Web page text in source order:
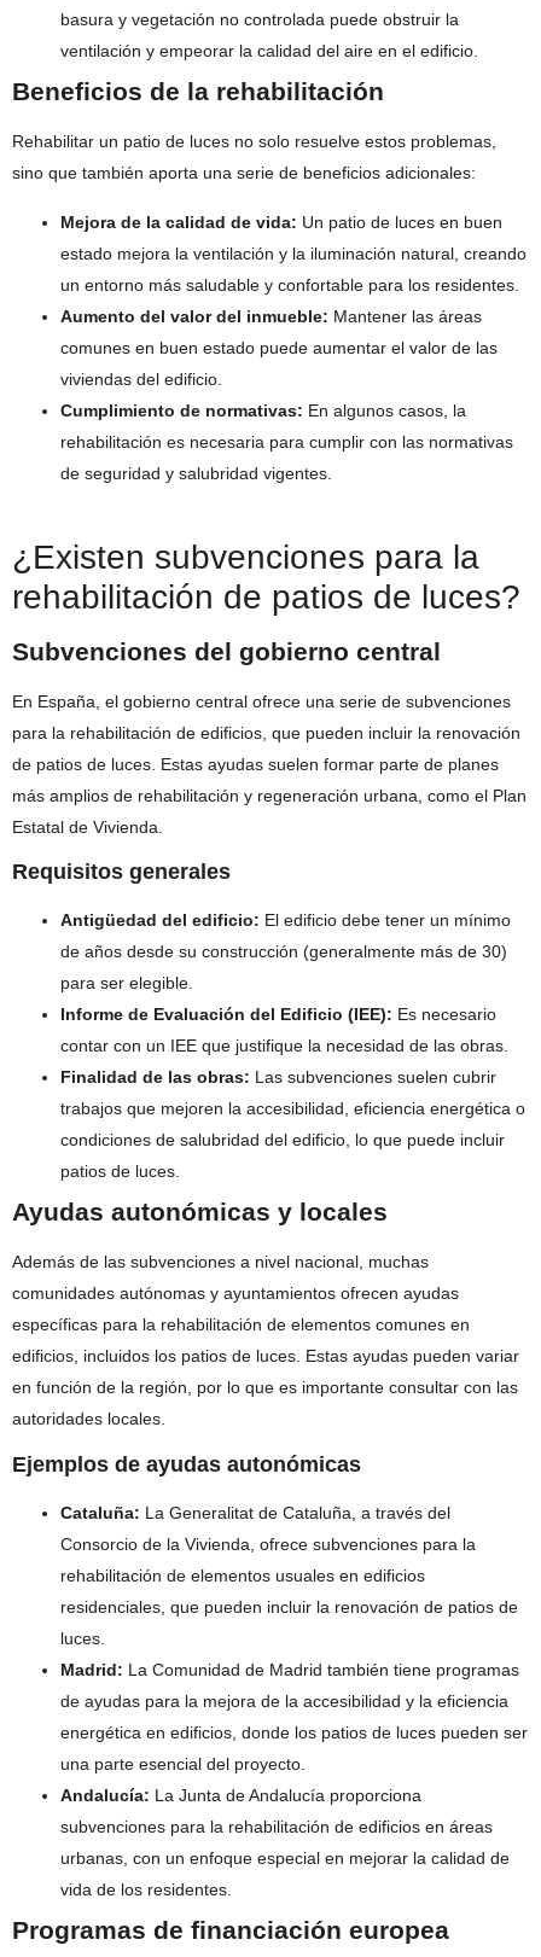
basura y vegetación no controlada puede obstruir la
ventilación y empeorar la calidad del aire en el edificio.
Beneficios de la rehabilitación
Rehabilitar un patio de luces no solo resuelve estos problemas,
sino que también aporta una serie de beneficios adicionales:
Mejora de la calidad de vida: Un patio de luces en buen
estado mejora la ventilación y la iluminación natural, creando
un entorno más saludable y confortable para los residentes.
Aumento del valor del inmueble: Mantener las áreas
comunes en buen estado puede aumentar el valor de las
viviendas del edificio.
Cumplimiento de normativas: En algunos casos, la
rehabilitación es necesaria para cumplir con las normativas
de seguridad y salubridad vigentes.
¿Existen subvenciones para la
rehabilitación de patios de luces?
Subvenciones del gobierno central
En España, el gobierno central ofrece una serie de subvenciones
para la rehabilitación de edificios, que pueden incluir la renovación
de patios de luces. Estas ayudas suelen formar parte de planes
más amplios de rehabilitación y regeneración urbana, como el Plan
Estatal de Vivienda.
Requisitos generales
Antigüedad del edificio: El edificio debe tener un mínimo
de años desde su construcción (generalmente más de 30)
para ser elegible.
Informe de Evaluación del Edificio (IEE): Es necesario
contar con un IEE que justifique la necesidad de las obras.
Finalidad de las obras: Las subvenciones suelen cubrir
trabajos que mejoren la accesibilidad, eficiencia energética o
condiciones de salubridad del edificio, lo que puede incluir
patios de luces.
Ayudas autonómicas y locales
Además de las subvenciones a nivel nacional, muchas
comunidades autónomas y ayuntamientos ofrecen ayudas
específicas para la rehabilitación de elementos comunes en
edificios, incluidos los patios de luces. Estas ayudas pueden variar
en función de la región, por lo que es importante consultar con las
autoridades locales.
Ejemplos de ayudas autonómicas
Cataluña: La Generalitat de Cataluña, a través del
Consorcio de la Vivienda, ofrece subvenciones para la
rehabilitación de elementos usuales en edificios
residenciales, que pueden incluir la renovación de patios de
luces.
Madrid: La Comunidad de Madrid también tiene programas
de ayudas para la mejora de la accesibilidad y la eficiencia
energética en edificios, donde los patios de luces pueden ser
una parte esencial del proyecto.
Andalucía: La Junta de Andalucía proporciona
subvenciones para la rehabilitación de edificios en áreas
urbanas, con un enfoque especial en mejorar la calidad de
vida de los residentes.
Programas de financiación europea